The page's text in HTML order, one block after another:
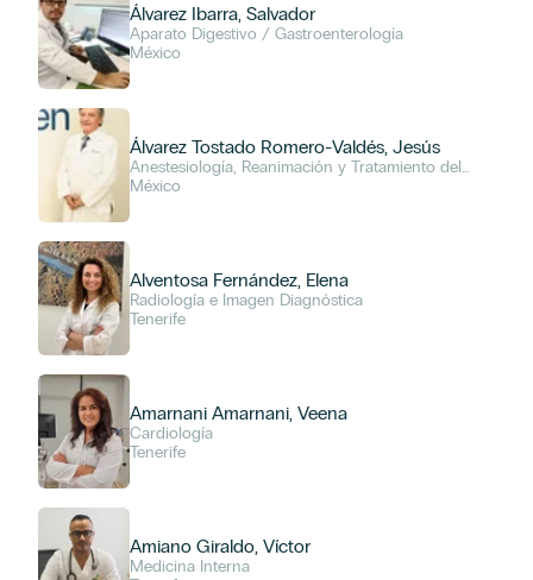
Álvarez Ibarra, Salvador
Aparato Digestivo / Gastroenterología
México
Álvarez Tostado Romero-Valdés, Jesús
Anestesiología, Reanimación y Tratamiento del
Dolor, Unidad de Cuidados Intensivos (UCI)
México
Alventosa Fernández, Elena
Radiología e Imagen Diagnóstica
Tenerife
Amarnani Amarnani, Veena
Cardiología
Tenerife
Amiano Giraldo, Víctor
Medicina Interna